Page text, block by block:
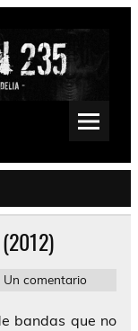
Space, Drone
Un comentario
bandas que no